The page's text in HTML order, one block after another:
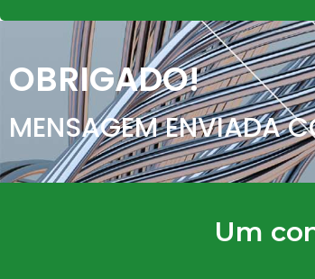
OBRIGADO!
MENSAGEM ENVIADA
Um